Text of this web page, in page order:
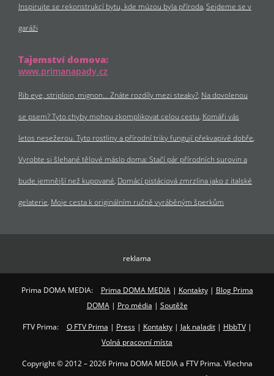
Inspirujte se rekonstrukcí bytu, kde múzou byla příroda Sejdeme se v
garáži
Tajemství domova:
www.primanapady.cz
Rib eye, striploin, mignon… Znáte rozdíly mezi steaky? Na dovolenou
se psem? Tyto chyby mohou zkomplikovat celou cestu Komáři vás
letos nesežerou. Tyto rostliny a přírodní triky fungují překvapivě dobře
Vyrobte si šlehané tělové máslo doma: Stačí pár přírodních surovin a
bude jemnější než kupované Domácí pistáciová zmrzlina jako z italské
gelaterie Moje cesta k originálním ručně vyráběným šperkům
reklama
Prima DOMA MEDIA: Prima DOMA MEDIA| Kontakty| Blog Prima
DOMA| Pro média | Soutěže
FTV Prima: O FTV Prima | Press| Kontakty| Jak naladit| HbbTV|
Volná pracovní místa
Copyright © 2012 – 2026 Prima DOMA MEDIA a FTV Prima. Všechna